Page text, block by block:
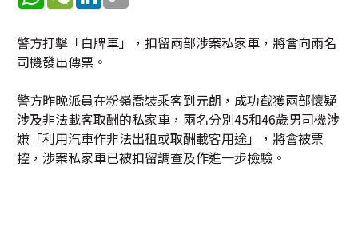
警方打擊「白牌車」，扣留兩部涉案私家車，將會向兩名
司機發出傳票。
警方昨晚派員在粉嶺喬裝乘客到元朗，成功截獲兩部懷疑
涉及非法載客取酬的私家車，兩名分別45和46歲男司機涉
嫌「利用汽車作非法出租或取酬載客用途」，將會被票
控，涉案私家車已被扣留調查及作進一步檢驗。